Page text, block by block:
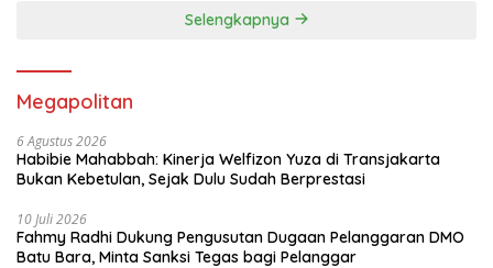
Selengkapnya
Megapolitan
6 Agustus 2026
Habibie Mahabbah: Kinerja Welfizon Yuza di Transjakarta
Bukan Kebetulan, Sejak Dulu Sudah Berprestasi
10 Juli 2026
Fahmy Radhi Dukung Pengusutan Dugaan Pelanggaran DMO
Batu Bara, Minta Sanksi Tegas bagi Pelanggar